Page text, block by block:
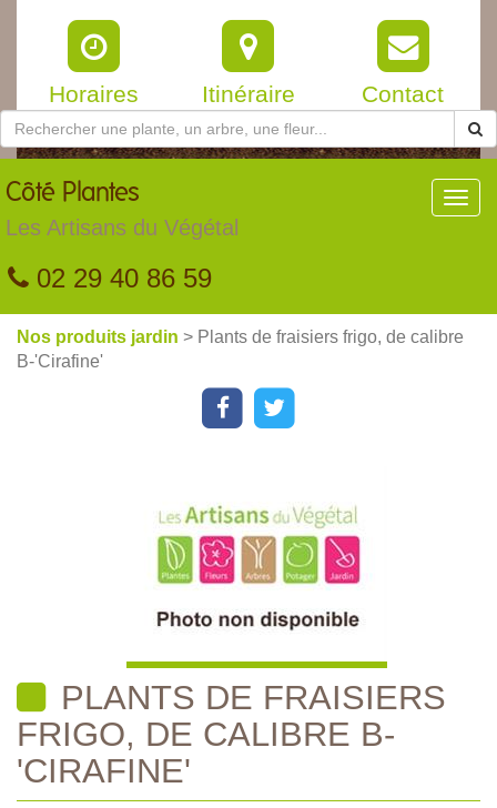
Horaires Itinéraire Contact
Côté Plantes
Les Artisans du Végétal
02 29 40 86 59
Nos produits jardin > Plants de fraisiers frigo, de calibre
B-'Cirafine'
PLANTS DE FRAISIERS
FRIGO, DE CALIBRE B-
'CIRAFINE'